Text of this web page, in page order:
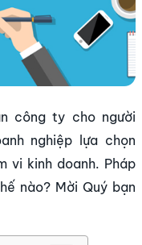
công ty cho người
nghiệp lựa chọn
vi kinh doanh. Pháp
nào? Mời Quý bạn